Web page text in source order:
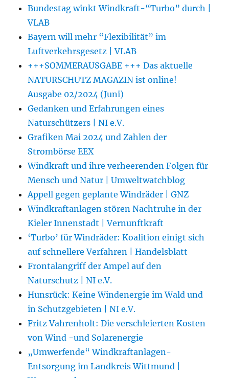
Bundestag winkt Windkraft-“Turbo” durch |
VLAB
Bayern will mehr “Flexibilität” im
Luftverkehrsgesetz | VLAB
+++SOMMERAUSGABE +++ Das aktuelle
NATURSCHUTZ MAGAZIN ist online!
Ausgabe 02/2024 (Juni)
Gedanken und Erfahrungen eines
Naturschützers | NI e.V.
Grafiken Mai 2024 und Zahlen der
Strombörse EEX
Windkraft und ihre verheerenden Folgen für
Mensch und Natur | Umweltwatchblog
Appell gegen geplante Windräder | GNZ
Windkraftanlagen stören Nachtruhe in der
Kieler Innenstadt | Vernunftkraft
‘Turbo’ für Windräder: Koalition einigt sich
auf schnellere Verfahren | Handelsblatt
Frontalangriff der Ampel auf den
Naturschutz | NI e.V.
Hunsrück: Keine Windenergie im Wald und
in Schutzgebieten | NI e.V.
Fritz Vahrenholt: Die verschleierten Kosten
von Wind -und Solarenergie
„Umwerfende“ Windkraftanlagen-
Entsorgung im Landkreis Wittmund |